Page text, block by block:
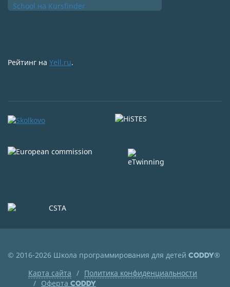
Рейтинг на Yell.ru.
© 2016-2026 Школа программирования для детей CODDY®
Карта сайта
Политика конфиденциальности
Оферта CODDY